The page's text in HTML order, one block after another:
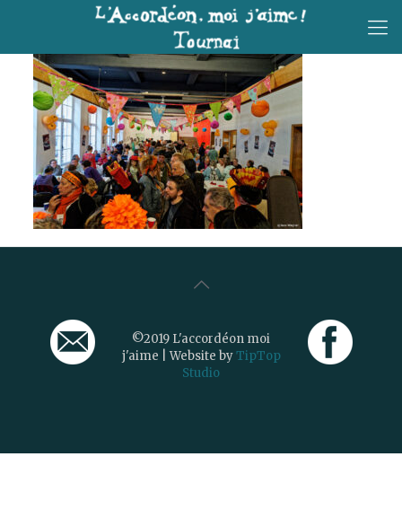
©2019 L'accordéon moi
j'aime | Website byTipTop
Studio